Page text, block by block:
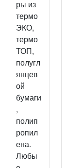
ры из
термо
ЭКО,
термо
ТОП,
полугл
янцев
ой
бумаги
,
полип
ропил
ена.
Любы